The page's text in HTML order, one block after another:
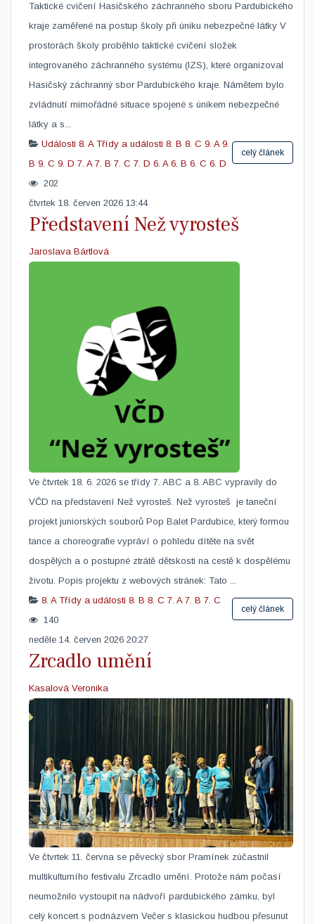
Taktické cvičení Hasičského záchranného sboru Pardubického
kraje zaměřené na postup školy při úniku nebezpečné látky V
prostorách školy proběhlo taktické cvičení složek
integrovaného záchranného systému (IZS), které organizoval
Hasičský záchranný sbor Pardubického kraje. Námětem bylo
zvládnutí mimořádné situace spojené s únikem nebezpečné
látky a s...
celý článek
Události 8. A Třídy a události 8. B 8. C 9. A 9.
B 9. C 9. D 7. A 7. B 7. C 7. D 6. A 6. B 6. C 6. D
202
čtvrtek 18. červen 2026 13:44
Představení Než vyrosteš
Jaroslava Bártlová
​Ve čtvrtek 18. 6. 2026 se třídy 7. ABC a 8. ABC vypravily do
VČD na představení Než vyrosteš. Než vyrosteš je taneční
projekt juniorských souborů Pop Balet Pardubice, který formou
tance a choreografie vypráví o pohledu dítěte na svět
dospělých a o postupné ztrátě dětskosti na cestě k dospělému
životu. Popis projektu z webových stránek: Tato ...
celý článek
8. A Třídy a události 8. B 8. C 7. A 7. B 7. C
140
neděle 14. červen 2026 20:27
Zrcadlo umění
Kasalová Veronika
​Ve čtvrtek 11. června se pěvecký sbor Pramínek zúčastnil
multikulturního festivalu Zrcadlo umění. Protože nám počasí
neumožnilo vystoupit na nádvoří pardubického zámku, byl
celý koncert s podnázvem Večer s klasickou hudbou přesunut